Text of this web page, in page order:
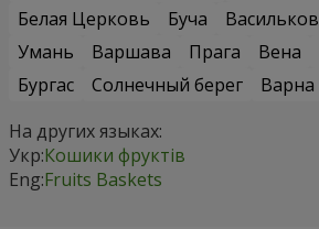
Белая Церковь
Буча Васильков
Умань
Варшава Прага Вена
Бургас
Солнечный берег Варна
На других языках:
Укр:Кошики фруктів
Eng:Fruits Baskets